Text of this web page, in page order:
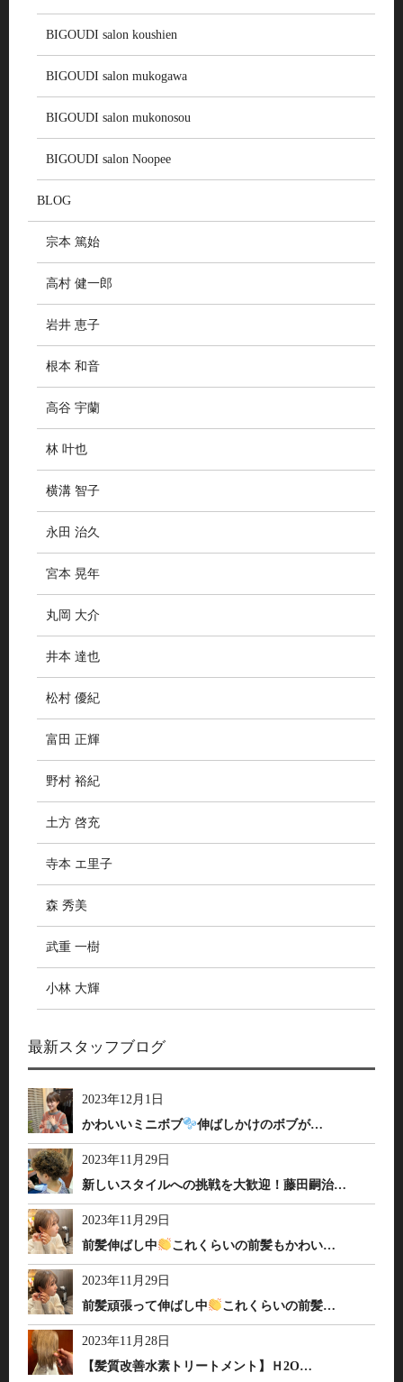
BIGOUDI salon koushien
BIGOUDI salon mukogawa
BIGOUDI salon mukonosou
BIGOUDI salon Noopee
BLOG
宗本 篤始
高村 健一郎
岩井 恵子
根本 和音
高谷 宇蘭
林 叶也
横溝 智子
永田 治久
宮本 晃年
丸岡 大介
井本 達也
松村 優紀
富田 正輝
野村 裕紀
土方 啓充
寺本 エ里子
森 秀美
武重 一樹
小林 大輝
最新スタッフブログ
2023年12月1日
かわいいミニボブ
伸ばしかけのボブが…
2023年11月29日
新しいスタイルへの挑戦を大歓迎！藤田嗣治…
2023年11月29日
前髪伸ばし中
これくらいの前髪もかわい…
2023年11月29日
前髪頑張って伸ばし中
これくらいの前髪…
2023年11月28日
【髪質改善水素トリートメント】Ｈ2O…